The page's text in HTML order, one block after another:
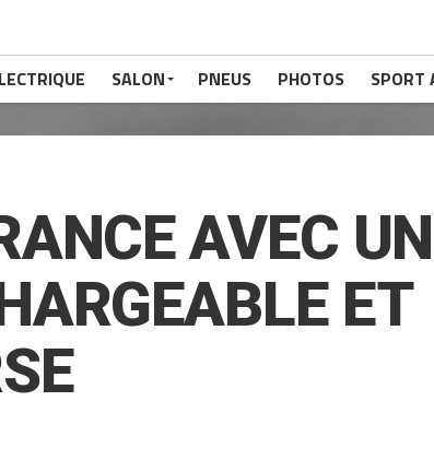
SALON PNEUS PHOTOS SPORT
AVEC
ET